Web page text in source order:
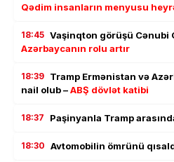
Qədim insanların menyusu
18:45 Vaşinqton görüşü Cənubi
Azərbaycanın rolu artır
18:39 Tramp Ermənistan və
nail olub –ABŞ dövlət katibi
18:37 Paşinyanla Tramp
18:30 Avtomobilin ömrünü